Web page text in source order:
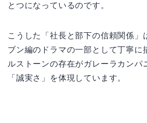
とつになっているのです。
こうした「社長と部下の信頼関係」
ブン編のドラマの一部として丁寧に
ルストーンの存在がガレーラカンパ
「誠実さ」を体現しています。